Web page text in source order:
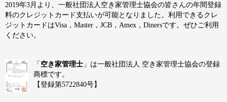
2019年3月より、一般社団法人空き家管理士協会の皆さんの年間登録
料のクレジットカード支払いが可能となりました。利用できるクレ
ジットカードはVisa，Master，JCB，Amex，Dinersです。ぜひご利用
ください。
「 空き家管理士 」は一般社団法人 空き家管理士協会の登録
商標です。
【登録第5722840号】